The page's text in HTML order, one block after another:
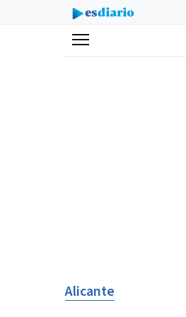
Menú
Alicante